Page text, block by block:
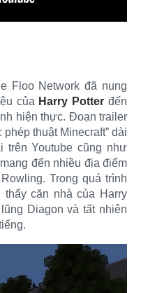
Floo Network đã nung
của Harry Potter đến
hiện thực. Đoạn trailer
thuật Minecraft” dài
trên Youtube cũng như
đến nhiều địa điểm
Trong quá trình
căn nhà của Harry
Diagon và tất nhiên